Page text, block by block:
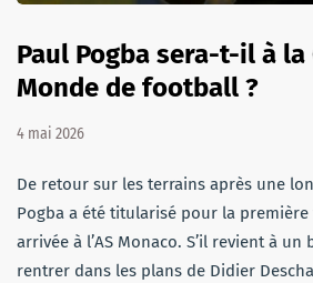
Paul Pogba sera-t-il à la
Monde de football ?
4 mai 2026
De retour sur les terrains après une
Pogba a été titularisé pour la
arrivée à l’AS Monaco. S’il revient à
rentrer dans les plans de Didier